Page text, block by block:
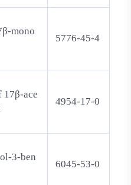
mono
5776-45-4
17β-ace
4954-17-0
3-ben
6045-53-0